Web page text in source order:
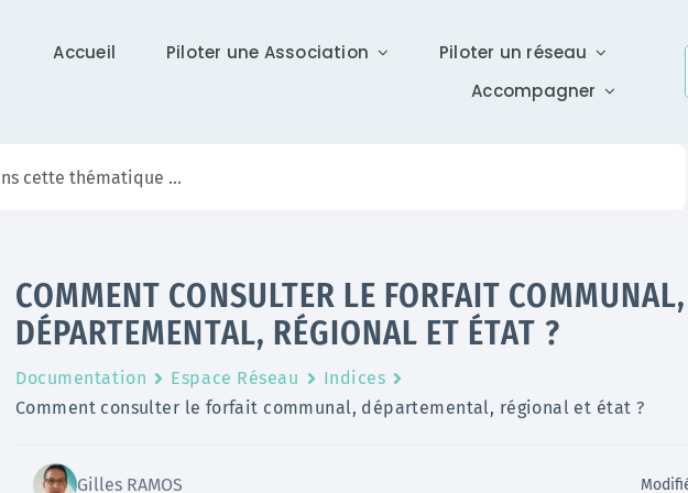
Accueil Piloter une Association
Piloter un réseau
Accompagner
Différents supports vous tiennent à jour sur Isidoor :
actualités, newsletter (ISI News), …
En savoir +
Une assistance
place pour répondre
COMMENT CONSULTER LE FORFAIT COMMUNAL,
DÉPARTEMENTAL, RÉGIONAL ET ÉTAT ?
Documentation Espace Réseau
Indices
Comment consulter le forfait communal, départemental, régional et état ?
Gilles RAMOS